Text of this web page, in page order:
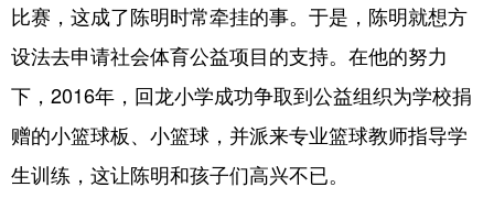
比赛，这成了陈明时常牵挂的事。于是，陈明就想方
设法去申请社会体育公益项目的支持。在他的努力
下，2016年，回龙小学成功争取到公益组织为学校捐
赠的小篮球板、小篮球，并派来专业篮球教师指导学
生训练，这让陈明和孩子们高兴不已。